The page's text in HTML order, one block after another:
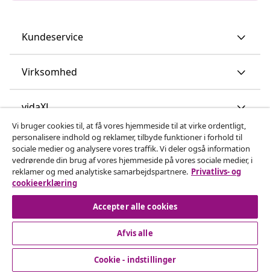
Kundeservice
Virksomhed
vidaXL
Opdag mere
© 2008-2026 www.vidaxl.dk er et website under vidaXL
Marketplace Europe B.V.
Vi bruger cookies til, at få vores hjemmeside til at virke ordentligt,
personalisere indhold og reklamer, tilbyde funktioner i forhold til
sociale medier og analysere vores traffik. Vi deler også information
vedrørende din brug af vores hjemmeside på vores sociale medier, i
reklamer og med analytiske samarbejdspartnere. Privatlivs- og
cookieerklæring
Accepter alle cookies
Afvis alle
Cookie - indstillinger